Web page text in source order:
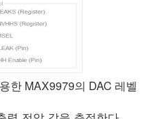
한 MAX9979의 DAC 레벨